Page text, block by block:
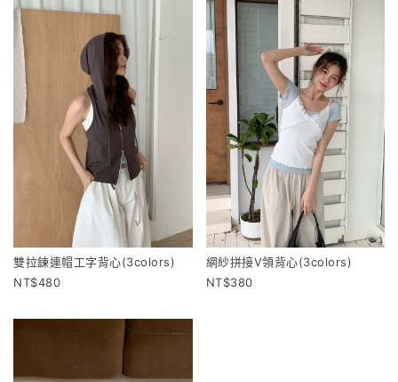
雙拉鍊連帽工字背心(3colors)
480
網紗拼接V領背心(3colors)
380